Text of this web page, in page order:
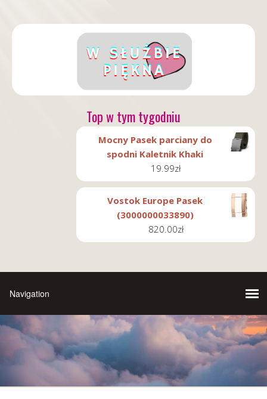
Top w tym tygodniu
Mocny Pasek parciany do
spodni Kaletnik Khaki
19.99zł
Vostok Europe Pasek
(3000000033890)
820.00zł